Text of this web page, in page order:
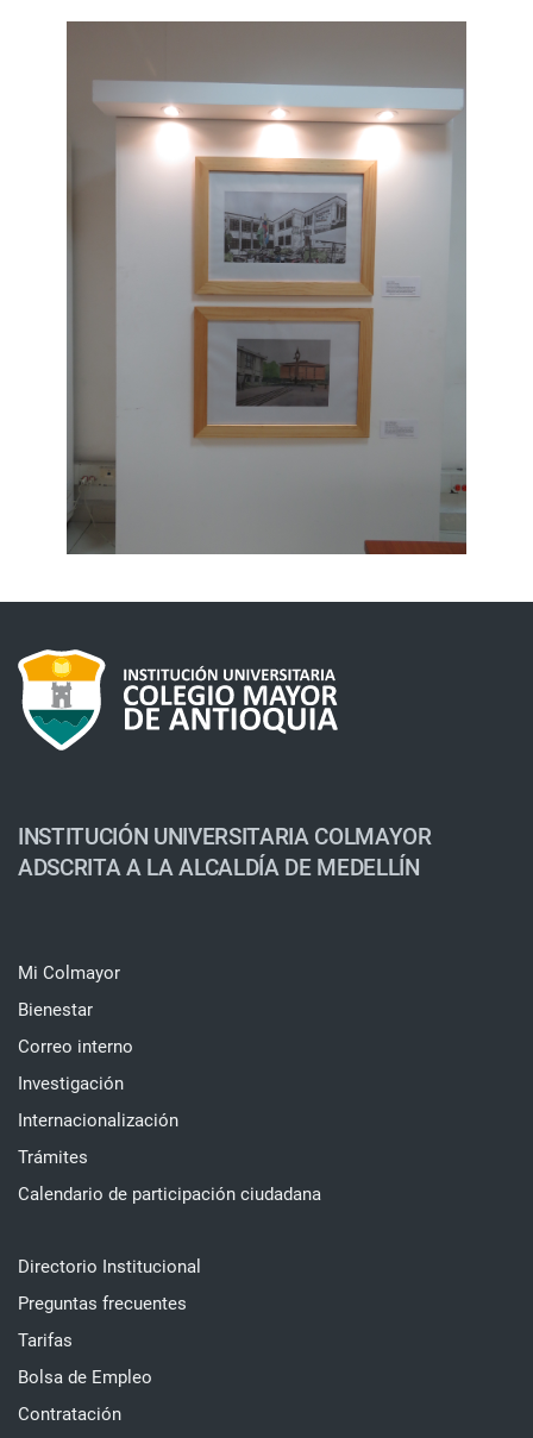
INSTITUCIÓN UNIVERSITARIA COLMAYOR
ADSCRITA A LA ALCALDÍA DE MEDELLÍN
Mi Colmayor
Bienestar
Correo interno
Investigación
Internacionalización
Trámites
Calendario de participación ciudadana
Directorio Institucional
Preguntas frecuentes
Tarifas
Bolsa de Empleo
Contratación